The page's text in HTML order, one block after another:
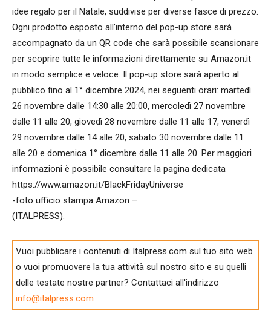
idee regalo per il Natale, suddivise per diverse fasce di prezzo.
Ogni prodotto esposto all’interno del pop-up store sarà
accompagnato da un QR code che sarà possibile scansionare
per scoprire tutte le informazioni direttamente su Amazon.it
in modo semplice e veloce. Il pop-up store sarà aperto al
pubblico fino al 1° dicembre 2024, nei seguenti orari: martedì
26 novembre dalle 14:30 alle 20:00, mercoledì 27 novembre
dalle 11 alle 20, giovedì 28 novembre dalle 11 alle 17, venerdì
29 novembre dalle 14 alle 20, sabato 30 novembre dalle 11
alle 20 e domenica 1° dicembre dalle 11 alle 20. Per maggiori
informazioni è possibile consultare la pagina dedicata
https://www.amazon.it/BlackFridayUniverse
-foto ufficio stampa Amazon –
(ITALPRESS).
Vuoi pubblicare i contenuti di Italpress.com sul tuo sito web
o vuoi promuovere la tua attività sul nostro sito e su quelli
delle testate nostre partner? Contattaci all'indirizzo
info@italpress.com